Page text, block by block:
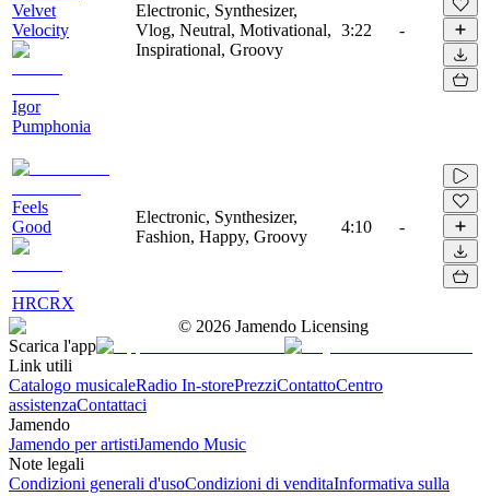
Velvet
Velocity
Igor
Pumphonia
Electronic, Synthesizer,
Vlog, Neutral, Motivational,
Inspirational, Groovy
3:22 -
Feels
Good
HRCRX
Electronic, Synthesizer,
Fashion, Happy, Groovy
4:10 -
© 2026 Jamendo Licensing
Scarica l'app
Link utili
Catalogo musicaleRadio In-storePrezziContattoCentro
assistenzaContattaci
Jamendo
Jamendo per artistiJamendo Music
Note legali
Condizioni generali d'usoCondizioni di venditaInformativa sulla